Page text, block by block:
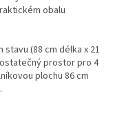
obalu
(88 cm délka x 21
prostor pro 4
plochu 86 cm